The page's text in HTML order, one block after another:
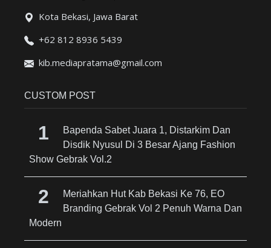
Kota Bekasi, Jawa Barat
+62 812 8936 5439
kib.mediapratama@gmail.com
CUSTOM POST
Bapenda Sabet Juara 1, Distarkim Dan
Disdik Nyusul Di 3 Besar Ajang Fashion
Show Gebrak Vol.2
Meriahkan Hut Kab Bekasi Ke 76, EO
Branding Gebrak Vol 2 Penuh Warna Dan
Modern